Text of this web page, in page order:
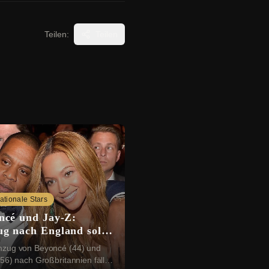
Teilen:
Stars
und Jay-Z:
nach England soll
sein
von Beyoncé (44) und
nach Großbritannien fällt